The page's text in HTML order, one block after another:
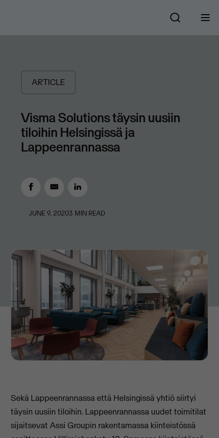
ARTICLE
Visma Solutions täysin uusiin
tiloihin Helsingissä ja
Lappeenrannassa
JUNE 9, 20203 MIN READ
Sekä Lappeenrannassa että Helsingissä yhtiö siirtyi
täysin uusiin tiloihin. Lappeenrannassa uudet toimitilat
sijaitsevat Assi Groupin rakentamassa kiinteistössä